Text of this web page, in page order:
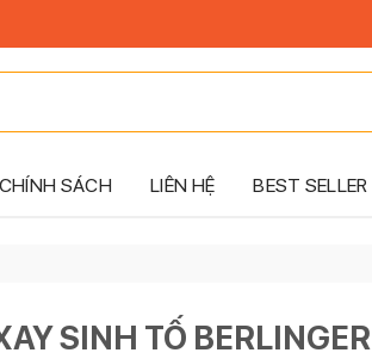
CHÍNH SÁCH LIÊN HỆ BEST SELLER
SINH TỐ BERLINGER